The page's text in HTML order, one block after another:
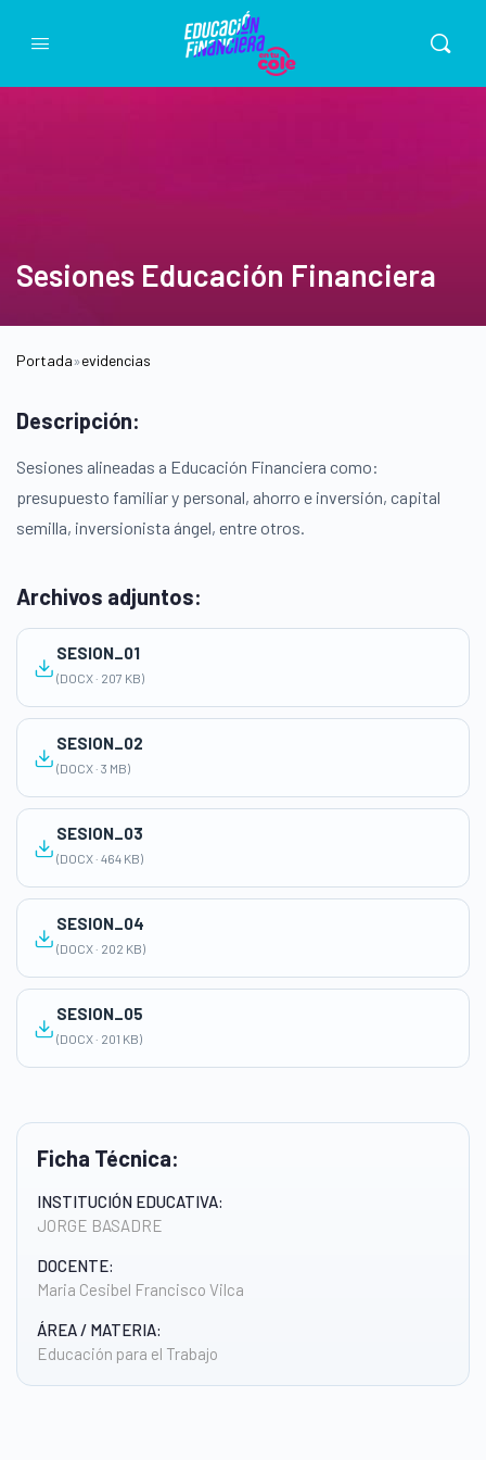
Sesiones Educación Financiera
Portada»evidencias
Ficha Técnica:
INSTITUCIÓN EDUCATIVA:
JORGE BASADRE
DOCENTE:
Maria Cesibel Francisco Vilca
ÁREA / MATERIA:
Educación para el Trabajo
Descripción:
Sesiones alineadas a Educación Financiera como:
presupuesto familiar y personal, ahorro e inversión, capital
semilla, inversionista ángel, entre otros.
Archivos adjuntos:
SESION_01
(DOCX · 207 KB)
SESION_02
(DOCX · 3 MB)
SESION_03
(DOCX · 464 KB)
SESION_04
(DOCX · 202 KB)
SESION_05
(DOCX · 201 KB)